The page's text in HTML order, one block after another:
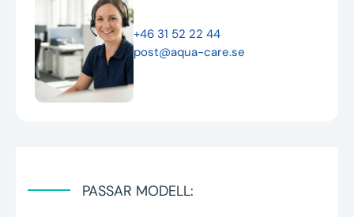
+46 31 52 22 44
post@aqua-care.se
PASSAR MODELL: